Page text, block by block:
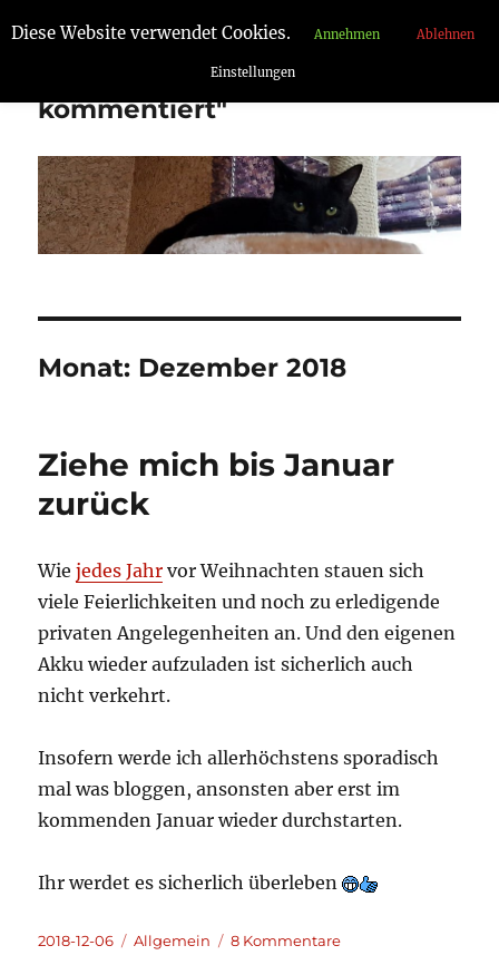
"Aufgelesen und
kommentiert"
Monat: Dezember 2018
Ziehe mich bis Januar
zurück
Wiejedes Jahr vor Weihnachten stauen sich
viele Feierlichkeiten und noch zu erledigende
privaten Angelegenheiten an. Und den eigenen
Akku wieder aufzuladen ist sicherlich auch
nicht verkehrt.
Insofern werde ich allerhöchstens sporadisch
mal was bloggen, ansonsten aber erst im
kommenden Januar wieder durchstarten.
Ihr werdet es sicherlich überleben
Veröffentlicht
2018-12-06 Kategorien
Allgemein 8 Kommentarezu
Diese Website verwendet Cookies. Annehmen Ablehnen
Einstellungen